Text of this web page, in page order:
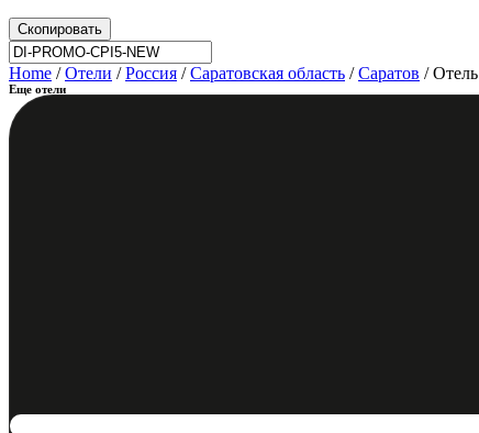
Скопировать
Home /Отели /Россия /Саратовская область /Саратов /
Еще отели